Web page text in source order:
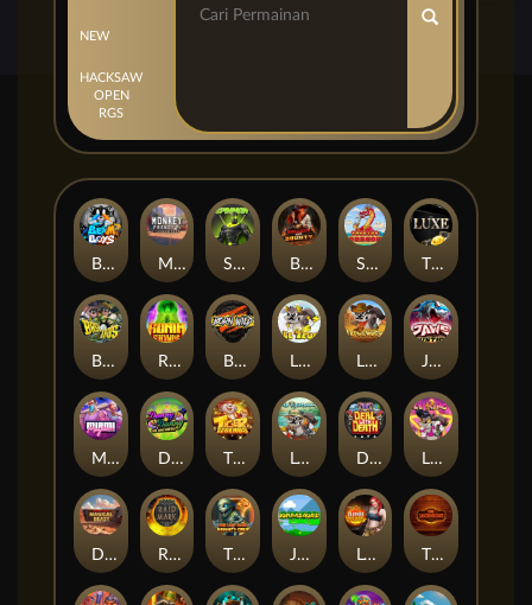
NEW
HACKSAW
OPEN
RGS
Beam Boys Monkey Frenzy 2: Boss is Here! Spinman BULLETS AND BOUNTY SMOKING DRAGON The Luxe
BASH BROS Ronin Stackways Born Wild LE ZEUS LE COWBOY JAWS OF JUSTICE
MIAMI MAYHEM DONNY AND DANNY TIGER LEGENDS Le Fisherman DEAL WITH DEATH LE KING
Darkside Prairie: Magical Beast Raidmark The Lost Book of Mummy’s Curse Jumpasaurs Leatherheads The Jack & Rose